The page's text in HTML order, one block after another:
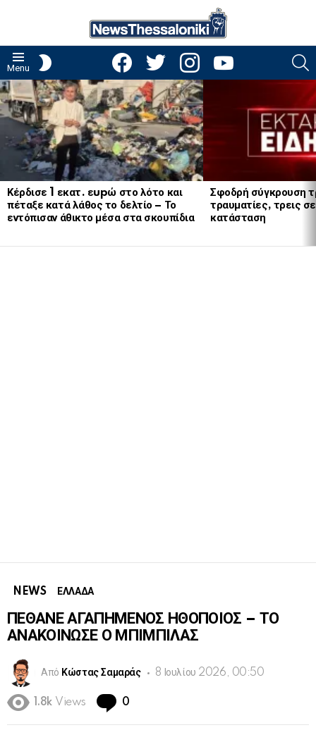
Menu
facebooktwitter instagramyoutube
LATEST
STORIES
Κέρδισε 1 εκατ. εupώ στο λότο και
πέταξε κατά λάθος το δελτίο – Το
εντόπισαν άθικτο μέσα στα σκουπίδια
Σφοδρή σύγκρουση
τραυματίες, τρεις
κατάσταση
NEWS ΕΛΛΑΔΑ
ΠΕΘΑΝΕ ΑΓΑΠΗΜΕΝΟΣ ΗΘΟΠΟΙΟΣ – ΤΟ
ΑΝΑΚΟΙΝΩΣΕ Ο ΜΠΙΜΠΙΛΑΣ
Από Κώστας Σαμαράς 8 Ιουλίου 2026, 00:50
1.8k Views 0